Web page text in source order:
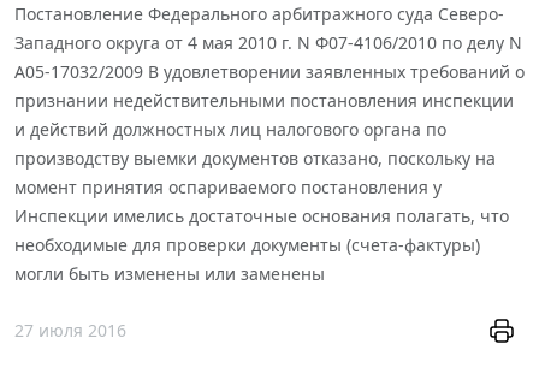
Постановление Федерального арбитражного суда Северо-
Западного округа от 4 мая 2010 г. N Ф07-4106/2010 по делу N
А05-17032/2009 В удовлетворении заявленных требований о
признании недействительными постановления инспекции
и действий должностных лиц налогового органа по
производству выемки документов отказано, поскольку на
момент принятия оспариваемого постановления у
Инспекции имелись достаточные основания полагать, что
необходимые для проверки документы (счета-фактуры)
могли быть изменены или заменены
27 июля 2016